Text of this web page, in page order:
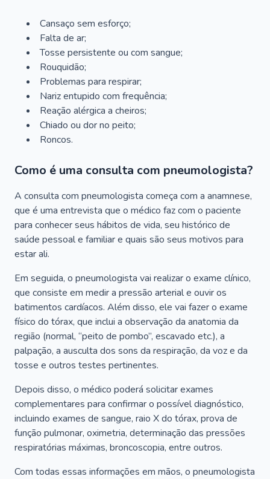
Cansaço sem esforço;
Falta de ar;
Tosse persistente ou com sangue;
Rouquidão;
Problemas para respirar;
Nariz entupido com frequência;
Reação alérgica a cheiros;
Chiado ou dor no peito;
Roncos.
Como é uma consulta com pneumologista?
A consulta com pneumologista começa com a anamnese,
que é uma entrevista que o médico faz com o paciente
para conhecer seus hábitos de vida, seu histórico de
saúde pessoal e familiar e quais são seus motivos para
estar ali.
Em seguida, o pneumologista vai realizar o exame clínico,
que consiste em medir a pressão arterial e ouvir os
batimentos cardíacos. Além disso, ele vai fazer o exame
físico do tórax, que inclui a observação da anatomia da
região (normal, “peito de pombo”, escavado etc.), a
palpação, a ausculta dos sons da respiração, da voz e da
tosse e outros testes pertinentes.
Depois disso, o médico poderá solicitar exames
complementares para confirmar o possível diagnóstico,
incluindo exames de sangue, raio X do tórax, prova de
função pulmonar, oximetria, determinação das pressões
respiratórias máximas, broncoscopia, entre outros.
Com todas essas informações em mãos, o pneumologista